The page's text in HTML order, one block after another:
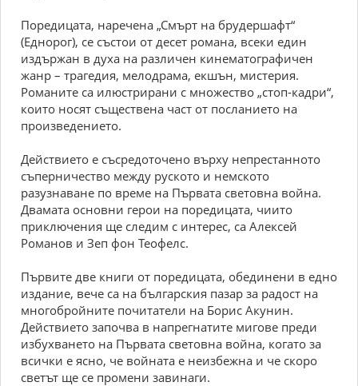
Поредицата, наречена „Смърт на брудершафт“
(Еднорог), се състои от десет романа, всеки един
издържан в духа на различен кинематографичен
жанр – трагедия, мелодрама, екшън, мистерия.
Романите са илюстрирани с множество „стоп-кадри“,
които носят съществена част от посланието на
произведението.
Действието е съсредоточено върху непрестанното
съперничество между руското и немското
разузнаване по време на Първата световна война.
Двамата основни герои на поредицата, чиито
приключения ще следим с интерес, са Алексей
Романов и Зеп фон Теофелс.
Първите две книги от поредицата, обединени в едно
издание, вече са на българския пазар за радост на
многобройните почитатели на Борис Акунин.
Действието започва в напрегнатите мигове преди
избухването на Първата световна война, когато за
всички е ясно, че войната е неизбежна и че скоро
светът ще се промени завинаги.